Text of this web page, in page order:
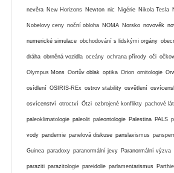
nevěra New Horizons Newton nic Nigérie Nikola Tesla
Nobelovy ceny noční obloha NOMA Norsko novověk
numerické simulace obchodování s lidskými orgány
dráha obrněná vozidla oceány ochrana přírody oči
Olympus Mons Oortův oblak optika Orion ornitologie
osídlení OSIRIS-REx ostrov stability osvětlení
osvícenství otroctví Ötzi ozbrojené konflikty pachové
paleoklimatologie paleolit paleontologie Palestina PALS
vody pandemie panelová diskuse panslavismus
Guinea paradoxy paranormální jevy Paranormální výzva
paraziti parazitologie pareidolie parlamentarismus Parthie